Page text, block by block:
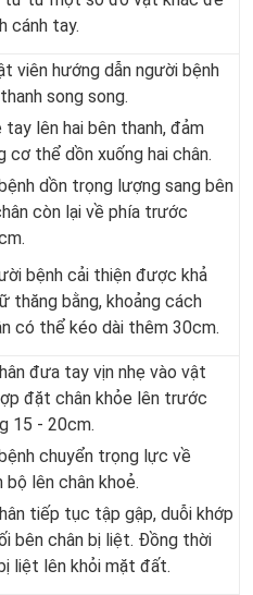
cánh tay.
viên hướng dẫn người bệnh
song song.
tay lên hai bên thanh, đảm
cơ thể dồn xuống hai chân.
dồn trọng lượng sang bên
còn lại về phía trước
bệnh cải thiện được khả
thăng bằng, khoảng cách
có thể kéo dài thêm 30cm.
đưa tay vịn nhẹ vào vật
đặt chân khỏe lên trước
15 - 20cm.
chuyển trọng lực về
lên chân khoẻ.
tiếp tục tập gập, duỗi khớp
bên chân bị liệt. Đồng thời
liệt lên khỏi mặt đất.